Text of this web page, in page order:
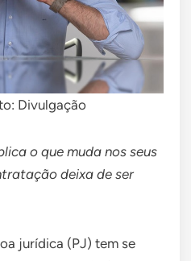
Divulgação
o que muda nos seus
deixa de ser
jurídica (PJ) tem se